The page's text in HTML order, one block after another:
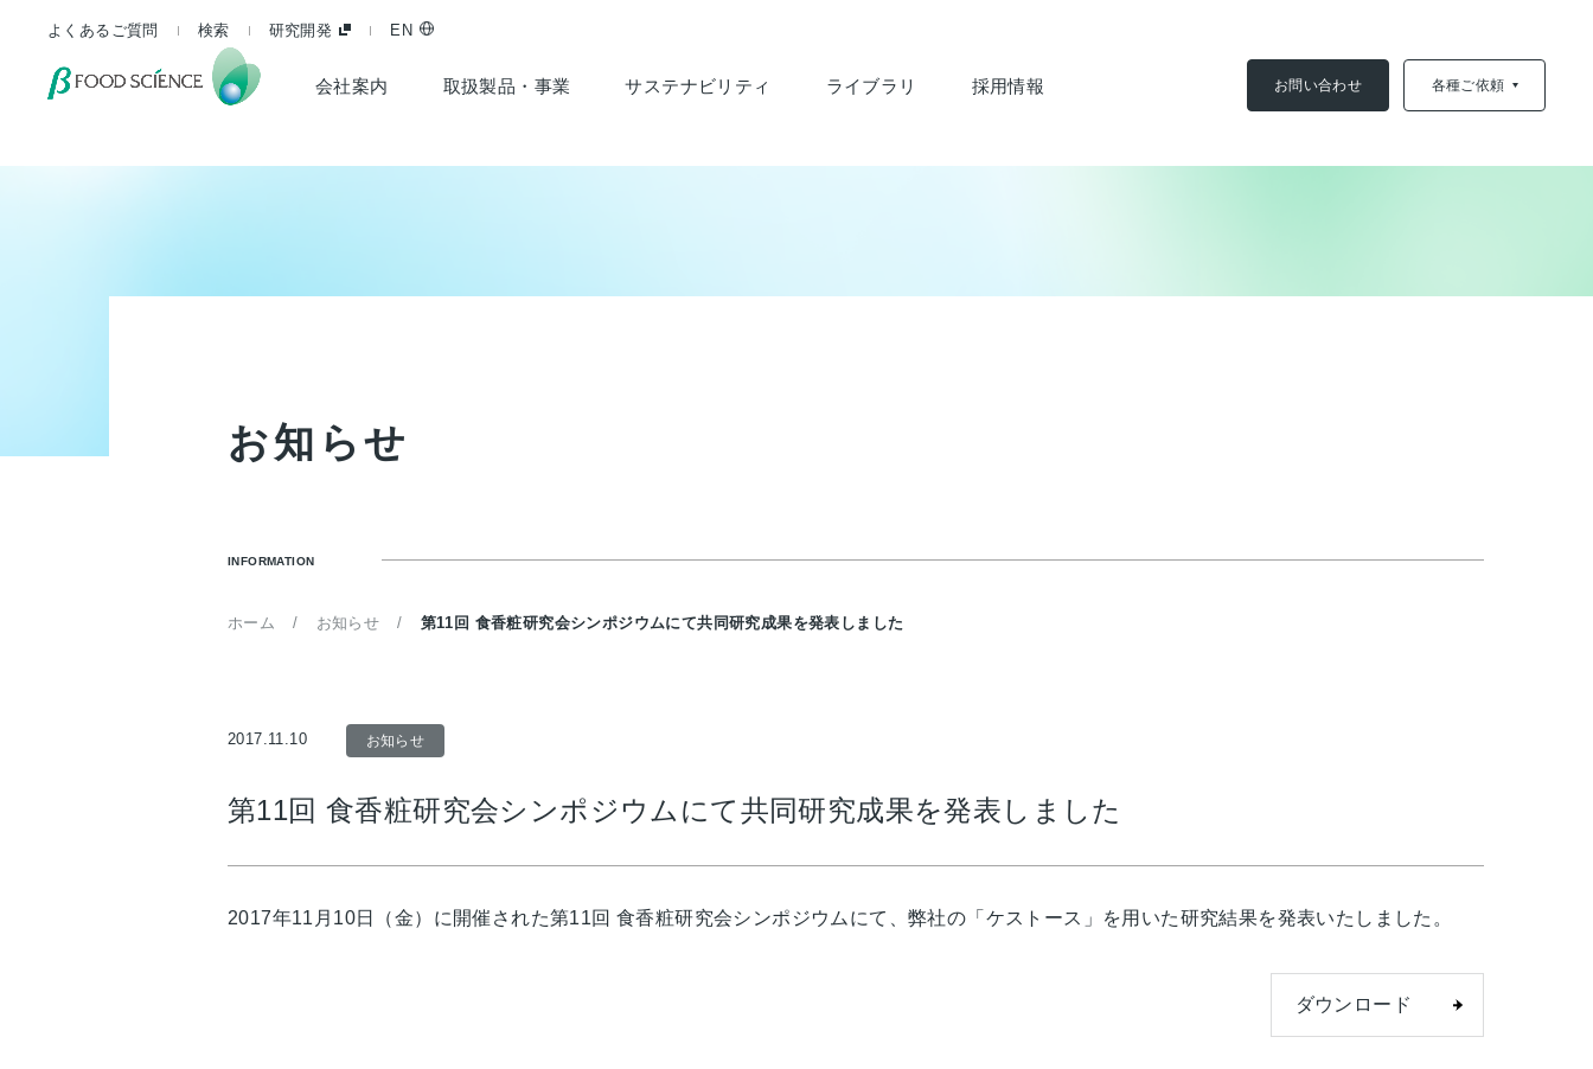
よくあるご質問 検索 研究開発 EN
会社案内 取扱製品・事業 サステナビリティ ライブラリ 採用情報 お問い合わせ 各種ご依頼
お知 ら せ
INFORMATION
ホーム お知らせ 第11回 食香粧研究会シンポジウムにて共同研究成果を発表しました
2017.11.10 お知らせ
第11回 食香粧研究会シンポジウムにて共同研究成果を発表しました
2017年11月10日（金）に開催された第11回 食香粧研究会シンポジウムにて、弊社の「ケストース」を用いた研究結果を発表いたしました。
ダウンロード